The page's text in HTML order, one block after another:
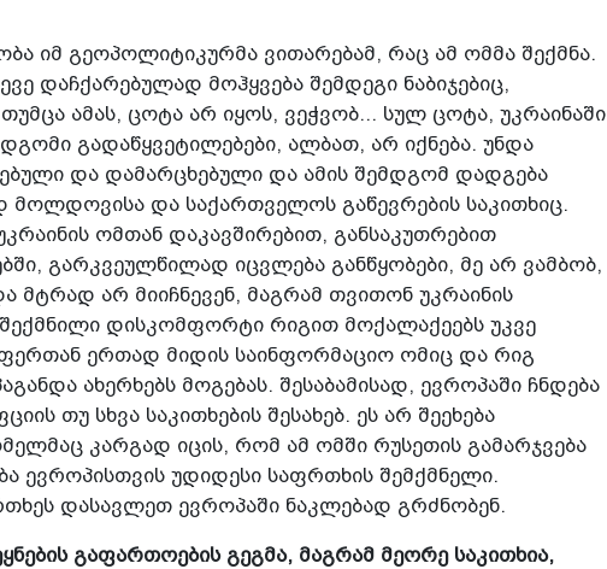
იმ გეოპოლიტიკურმა ვითარებამ, რაც ამ ომმა შექმნა.
დაჩქარებულად მოჰყვება შემდეგი ნაბიჯებიც,
ამას, ცოტა არ იყოს, ვეჭვობ... სულ ცოტა, უკრაინაში
გადაწყვეტილებები, ალბათ, არ იქნება. უნდა
და დამარცხებული და ამის შემდგომ დადგება
მოლდოვისა და საქართველოს გაწევრების საკითხიც.
ომთან დაკავშირებით, განსაკუთრებით
გარკვეულწილად იცვლება განწყობები, მე არ ვამბობ,
არ მიიჩნევენ, მაგრამ თვითონ უკრაინის
დისკომფორტი რიგით მოქალაქეებს უკვე
ერთად მიდის საინფორმაციო ომიც და რიგ
ახერხებს მოგებას. შესაბამისად, ევროპაში ჩნდება
თუ სხვა საკითხების შესახებ. ეს არ შეეხება
კარგად იცის, რომ ამ ომში რუსეთის გამარჯვება
ევროპისთვის უდიდესი საფრთხის შემქმნელი.
დასავლეთ ევროპაში ნაკლებად გრძნობენ.
გაფართოების გეგმა, მაგრამ მეორე საკითხია,